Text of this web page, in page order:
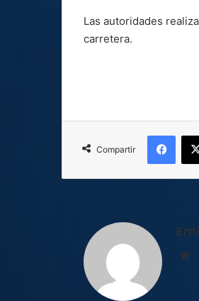
Las autoridades
carretera.
Compartir